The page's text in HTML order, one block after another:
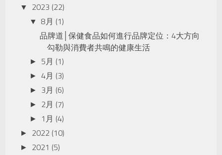
▼ 2023 (22)
▼ 8月 (1)
品牌道│保健食品如何進行品牌定位：4大方向
勾勒與消費者共鳴的健康生活
► 5月 (1)
►4月 (3)
► 3月 (6)
► 2月 (7)
► 1月 (4)
► 2022 (10)
► 2021 (5)